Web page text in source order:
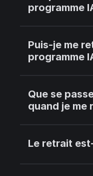
programme
Puis-je me
programme
Que se
quand je me
Le retrait